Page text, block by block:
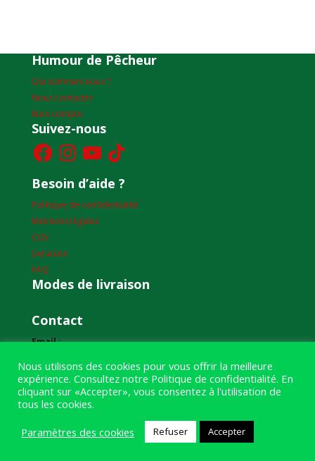
Humour de Pêcheur
Qui sommes-nous ?
Nous contacter
Mon compte
Suivez-nous
FacebookInstagramYouTubeTikTok
Besoin d’aide ?
Politique de confidentialité
Mentions légales
CGV
Livraison
FAQ
Modes de livraison
Contact
Email :
Adresse :
1bis boulevard Louis Renault
Téléphone :
Nous utilisons des cookies pour vous offrir la meilleure
expérience. Consultez notre Politique de confidentialité. En
cliquant sur «Accepter», vous consentez à l'utilisation de
tous les cookies.
Paramètres des cookies
Refuser Accepter